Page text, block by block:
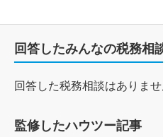
回答したみんなの税務相
回答した税務相談はありませ
監修したハウツー記事